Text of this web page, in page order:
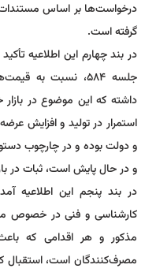
درخواست‌ها بر اساس مستندات
گرفته است.
در بند چهارم این اطلاعیه
جلسه ۵۸۴، نسبت به
داشته که این موضوع در
استمرار در تولید و افزایش
و در حال پایش است، ثبات در
در بند پنجم این اطلاعیه
کارشناسی و فنی در خصوص
مذکور و هر اقدامی که باعث
مصرف‌کنندگان است، استقبال